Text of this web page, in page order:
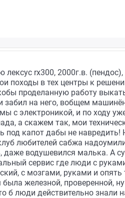
rx300, 2000г.в. (пендос),
походы в тех центры к
проделанную работу
забил на него, вобщем
с электроникой, и по ходу
а скажем так, мои
под капот дабы не
любителей сабжа
даже водушевился малька. А
сервис где люди с
с мозгами, руками и
железной, проверенной,
б люди действительно знали